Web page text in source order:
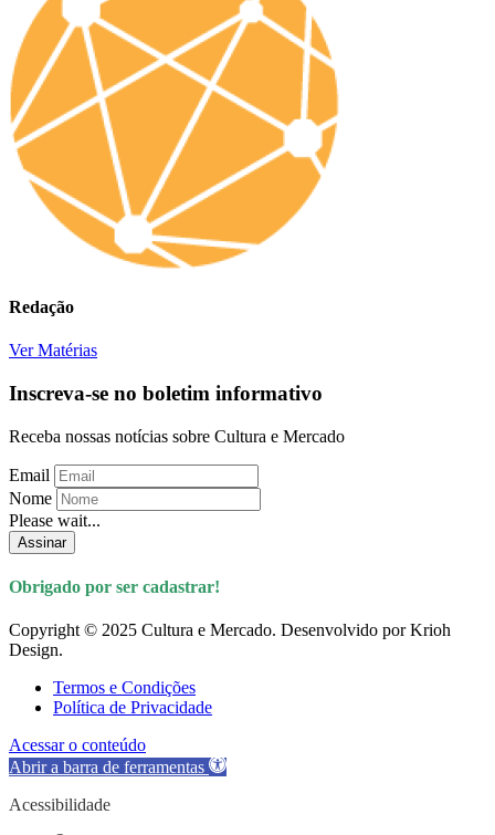
Redação
Ver Matérias
Inscreva-se no boletim informativo
Receba nossas notícias sobre Cultura e Mercado
Email
Nome
Please wait...
Assinar
Obrigado por ser cadastrar!
Copyright © 2025 Cultura e Mercado. Desenvolvido por Krioh
Design.
Termos e Condições
Política de Privacidade
Acessar o conteúdo
Abrir a barra de ferramentas
Acessibilidade